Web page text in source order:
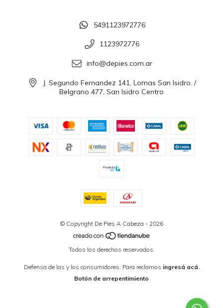
5491123972776
1123972776
info@depies.com.ar
J. Segundo Fernandez 141, Lomas San Isidro. /
Belgrano 477, San Isidro Centro
© Copyright De Pies A Cabeza - 2026
Todos los derechos reservados.
Defensa de las y los consumidores. Para reclamos ingresá acá.
Botón de arrepentimiento